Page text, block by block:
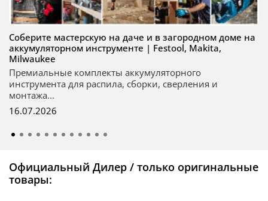
Соберите мастерскую на даче и в загородном доме на
аккумуляторном инструменте | Festool, Makita,
Milwaukee
Премиальные комплекты аккумуляторного
инструмента для распила, сборки, сверления и
монтажа...
16.07.2026
Официальный Дилер / только оригинальные
товары: